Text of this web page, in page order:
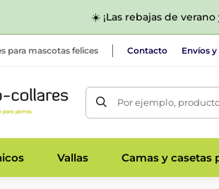
☀️ ¡Las rebajas de
para mascotas felices Contacto Envíos
Por ejemplo,
Vallas Camas y casetas